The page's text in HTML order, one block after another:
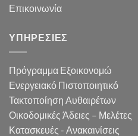
Επικοινωνία
ΥΠΗΡΕΣΙΕΣ
Πρόγραμμα Εξοικονομώ
Ενεργειακό Πιστοποιητικό
Τακτοποίηση Αυθαιρέτων
Οικοδομικές Άδειες – Μελέτες
Κατασκευές - Ανακαινίσεις